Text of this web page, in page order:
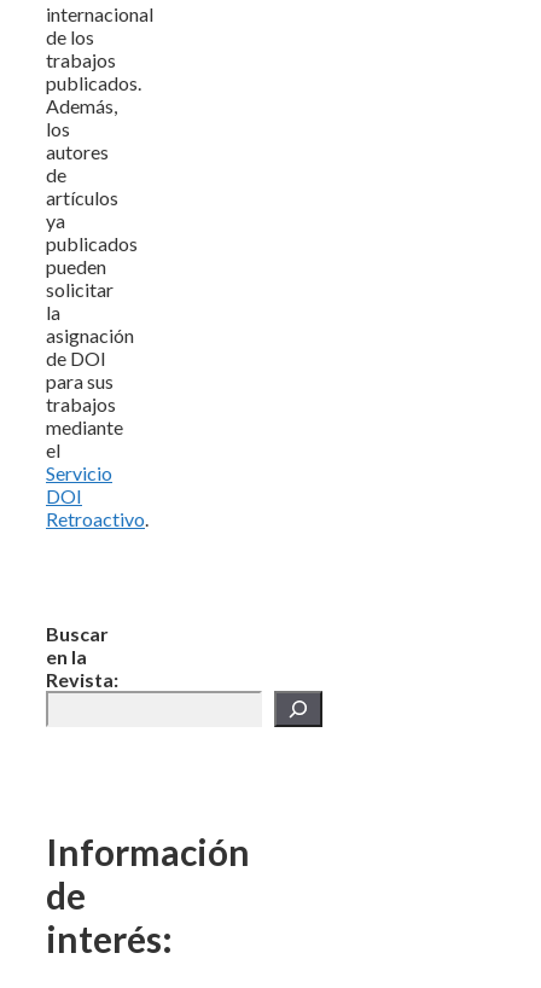
internacional
de los
trabajos
publicados.
Además,
los
autores
de
artículos
ya
publicados
pueden
solicitar
la
asignación
de DOI
para sus
trabajos
mediante
el
Servicio
DOI
Retroactivo
Buscar
en la
Revista:
Información
de
interés: